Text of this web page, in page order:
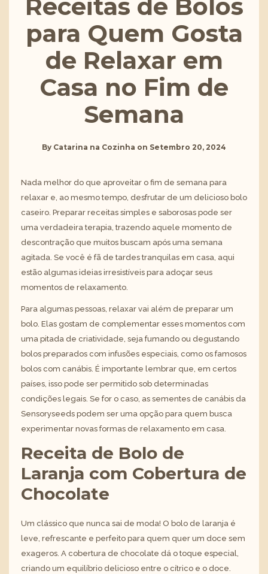
Receitas de Bolos
para Quem Gosta
de Relaxar em
Casa no Fim de
Semana
By Catarina na Cozinha on Setembro 20, 2024
Nada melhor do que aproveitar o fim de semana para
relaxar e, ao mesmo tempo, desfrutar de um delicioso bolo
caseiro. Preparar receitas simples e saborosas pode ser
uma verdadeira terapia, trazendo aquele momento de
descontração que muitos buscam após uma semana
agitada. Se você é fã de tardes tranquilas em casa, aqui
estão algumas ideias irresistíveis para adoçar seus
momentos de relaxamento.
Para algumas pessoas, relaxar vai além de preparar um
bolo. Elas gostam de complementar esses momentos com
uma pitada de criatividade, seja fumando ou degustando
bolos preparados com infusões especiais, como os famosos
bolos com canábis. É importante lembrar que, em certos
países, isso pode ser permitido sob determinadas
condições legais. Se for o caso, as sementes de canábis da
Sensoryseeds podem ser uma opção para quem busca
experimentar novas formas de relaxamento em casa.
Receita de Bolo de
Laranja com Cobertura de
Chocolate
Um clássico que nunca sai de moda! O bolo de laranja é
leve, refrescante e perfeito para quem quer um doce sem
exageros. A cobertura de chocolate dá o toque especial,
criando um equilíbrio delicioso entre o cítrico e o doce.